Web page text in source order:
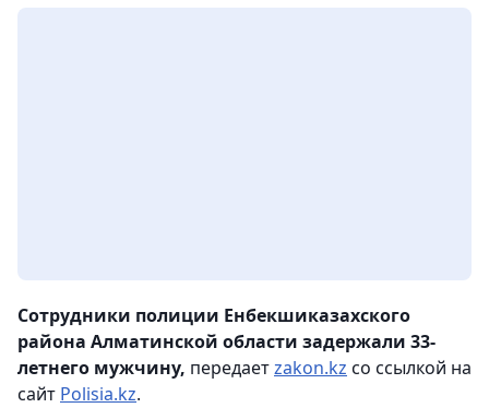
Сотрудники полиции Енбекшиказахского
района Алматинской области задержали 33-
летнего мужчину, передаетzakon.kz со ссылкой на
сайт Polisia.kz.